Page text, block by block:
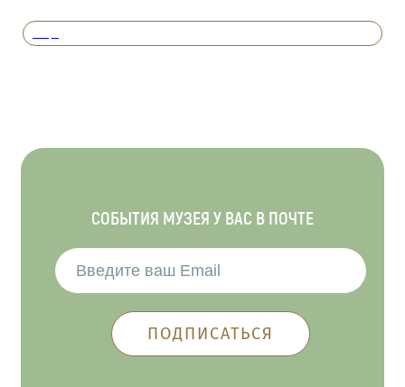
СОБЫТИЯ МУЗЕЯ У ВАС В ПОЧТЕ